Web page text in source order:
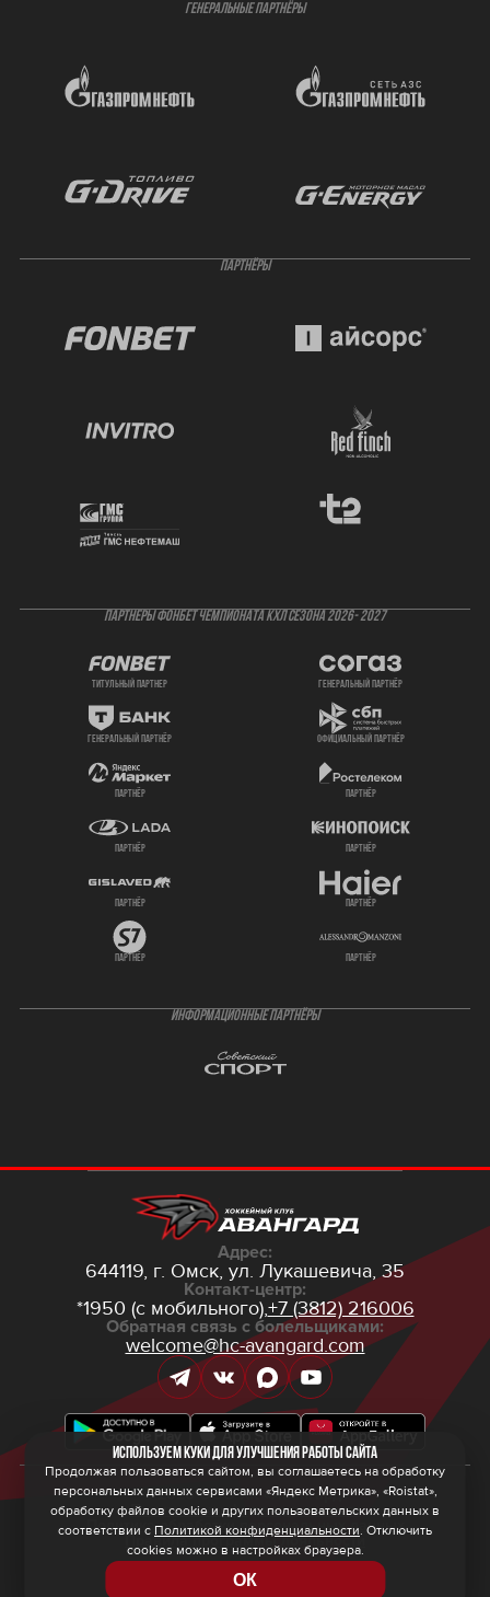
ГЕНЕРАЛЬНЫЕ ПАРТНЁРЫ
ПАРТНЁРЫ
ПАРТНЕРЫ ФОНБЕТ ЧЕМПИОНАТА КХЛ СЕЗОНА 2026- 2027
титульный партнер генеральный партнёр
генеральный партнёр официальный партнёр
партнёр партнёр
партнёр партнёр
партнёр партнёр
партнёр партнёр
ИНФОРМАЦИОННЫЕ ПАРТНЁРЫ
Адрес:
644119, г. Омск, ул. Лукашевича, 35
Контакт-центр:
*1950 (с мобильного),+7 (3812) 216006
Обратная связь с болельщиками:
welcome@hc-avangard.com
© 2026 ООО ХК «Авангард»
Политика конфиденциальности
Политика обработки персональных данных
Правила программы лояльности
Используем куки для улучшения работы сайта
Продолжая пользоваться сайтом, вы соглашаетесь на обработку
персональных данных сервисами «Яндекс Метрика», «Roistat»,
обработку файлов cookie и других пользовательских данных в
соответствии с Политикой конфиденциальности. Отключить
cookies можно в настройках браузера.
ОК